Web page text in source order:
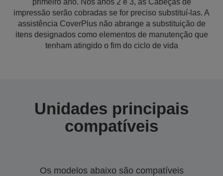
primeiro ano. Nos anos 2 e 3, as Cabeças de
impressão serão cobradas se for preciso substituí-las. A
assistência CoverPlus não abrange a substituição de
itens designados como elementos de manutenção que
tenham atingido o fim do ciclo de vida
Unidades principais
compatíveis
Os modelos abaixo são compatíveis